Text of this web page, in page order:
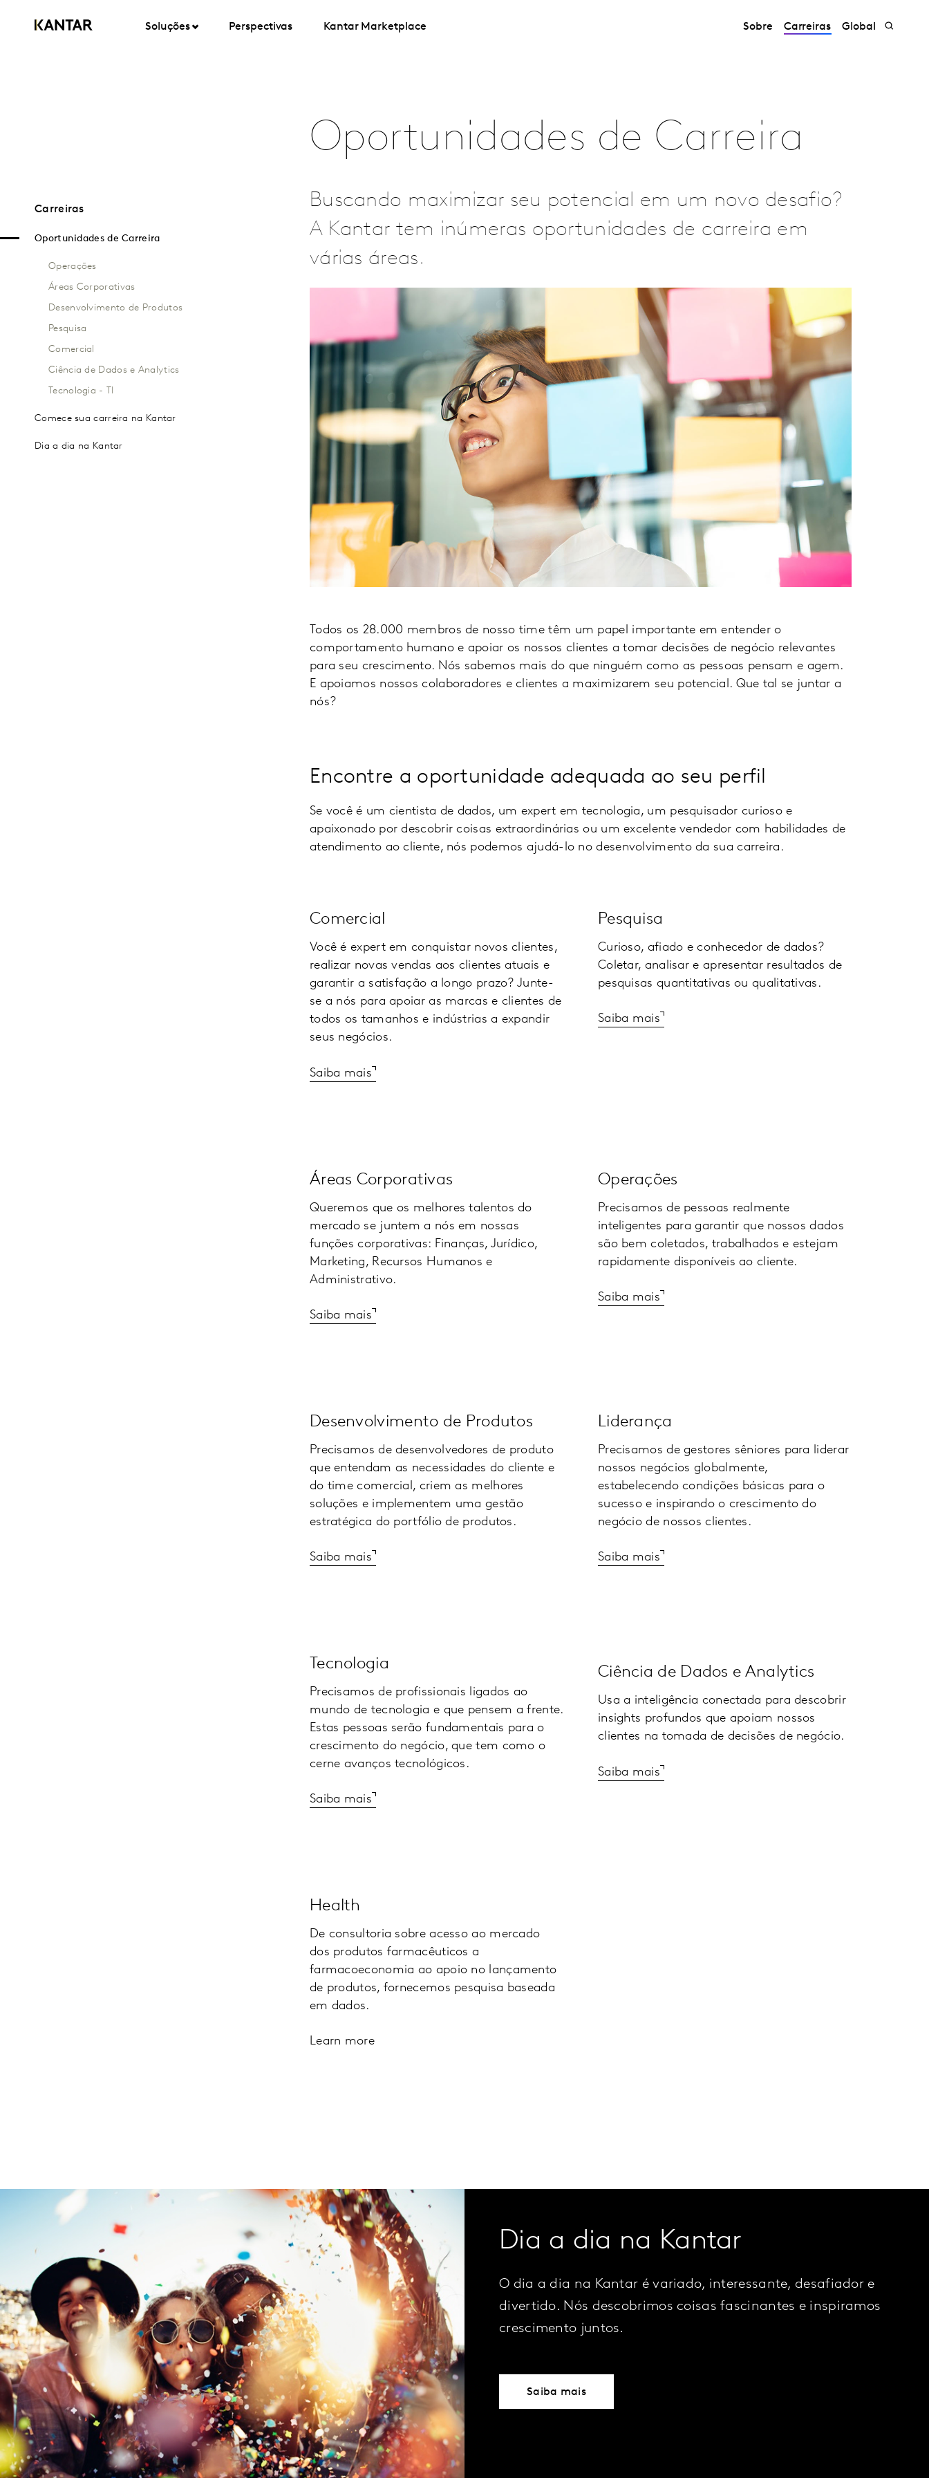
Soluções Perspectivas Kantar Marketplace Sobre Carreiras Global
Oportunidades de Carreira
Carreiras
Oportunidades de Carreira
Operações
Áreas Corporativas
Desenvolvimento de Produtos
Pesquisa
Comercial
Ciência de Dados e Analytics
Tecnologia - TI
Comece sua carreira na Kantar
Dia a dia na Kantar
Buscando maximizar seu potencial em um novo desafio?
A Kantar tem inúmeras oportunidades de carreira em
várias áreas.
Todos os 28.000 membros de nosso time têm um papel importante em entender o
comportamento humano e apoiar os nossos clientes a tomar decisões de negócio relevantes
para seu crescimento. Nós sabemos mais do que ninguém como as pessoas pensam e agem.
E apoiamos nossos colaboradores e clientes a maximizarem seu potencial. Que tal se juntar a
nós?
Encontre a oportunidade adequada ao seu perfil
Se você é um cientista de dados, um expert em tecnologia, um pesquisador curioso e
apaixonado por descobrir coisas extraordinárias ou um excelente vendedor com habilidades de
atendimento ao cliente, nós podemos ajudá-lo no desenvolvimento da sua carreira.
Comercial
Você é expert em conquistar novos clientes,
realizar novas vendas aos clientes atuais e
garantir a satisfação a longo prazo? Junte-
se a nós para apoiar as marcas e clientes de
todos os tamanhos e indústrias a expandir
seus negócios.
Saiba mais
Pesquisa
Curioso, afiado e conhecedor de dados?
Coletar, analisar e apresentar resultados de
pesquisas quantitativas ou qualitativas.
Saiba mais
Áreas Corporativas
Queremos que os melhores talentos do
mercado se juntem a nós em nossas
funções corporativas: Finanças, Jurídico,
Marketing, Recursos Humanos e
Administrativo.
Saiba mais
Operações
Precisamos de pessoas realmente
inteligentes para garantir que nossos dados
são bem coletados, trabalhados e estejam
rapidamente disponíveis ao cliente.
Saiba mais
Desenvolvimento de Produtos
Precisamos de desenvolvedores de produto
que entendam as necessidades do cliente e
do time comercial, criem as melhores
soluções e implementem uma gestão
estratégica do portfólio de produtos.
Saiba mais
Liderança
Precisamos de gestores sêniores para liderar
nossos negócios globalmente,
estabelecendo condições básicas para o
sucesso e inspirando o crescimento do
negócio de nossos clientes.
Saiba mais
Tecnologia
Precisamos de profissionais ligados ao
mundo de tecnologia e que pensem a frente.
Estas pessoas serão fundamentais para o
crescimento do negócio, que tem como o
cerne avanços tecnológicos.
Saiba mais
Ciência de Dados e Analytics
Usa a inteligência conectada para descobrir
insights profundos que apoiam nossos
clientes na tomada de decisões de negócio.
Saiba mais
Health
De consultoria sobre acesso ao mercado
dos produtos farmacêuticos a
farmacoeconomia ao apoio no lançamento
de produtos, fornecemos pesquisa baseada
em dados.
Learn more
Dia a dia na Kantar
O dia a dia na Kantar é variado, interessante, desafiador e
divertido. Nós descobrimos coisas fascinantes e inspiramos
crescimento juntos.
Saiba mais